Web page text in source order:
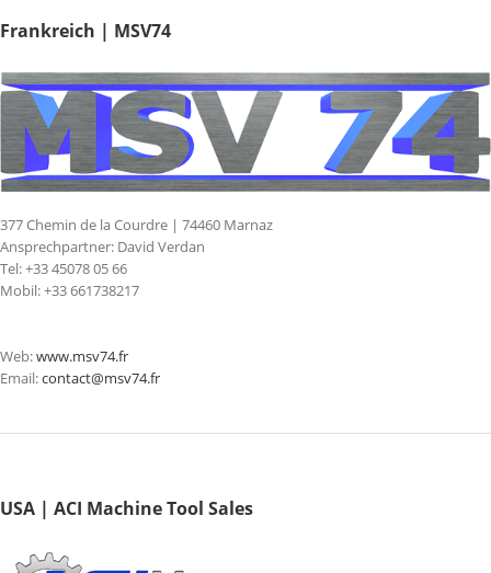
Frankreich | MSV74
377 Chemin de la Courdre | 74460 Marnaz
Ansprechpartner: David Verdan
Tel: +33 45078 05 66
Mobil: +33 661738217
Web:www.msv74.fr
Email:contact@msv74.fr
USA | ACI Machine Tool Sales